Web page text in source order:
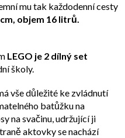
mu tak každodenní cesty
objem 16 litrů.
LEGO je 2 dílný set
školy.
vše důležité ke zvládnutí
batůžku na
na svačinu, udržující ji
aktovky se nachází